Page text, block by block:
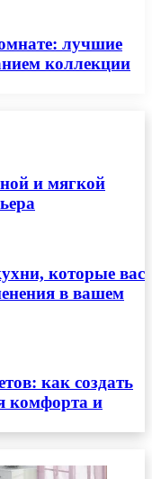
лучшие
коллекции
и мягкой
которые вас
в вашем
как создать
комфорта и